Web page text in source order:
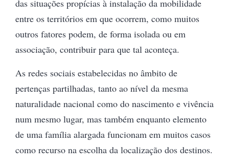
das situações propícias à instalação da mobilidade
entre os territórios em que ocorrem, como muitos
outros fatores podem, de forma isolada ou em
associação, contribuir para que tal aconteça.
As redes sociais estabelecidas no âmbito de
pertenças partilhadas, tanto ao nível da mesma
naturalidade nacional como do nascimento e vivência
num mesmo lugar, mas também enquanto elemento
de uma família alargada funcionam em muitos casos
como recurso na escolha da localização dos destinos.